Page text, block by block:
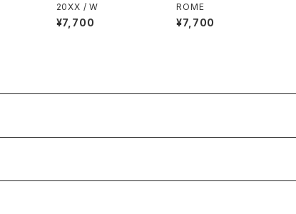
20XX / W
¥7,700
ROME
¥7,700